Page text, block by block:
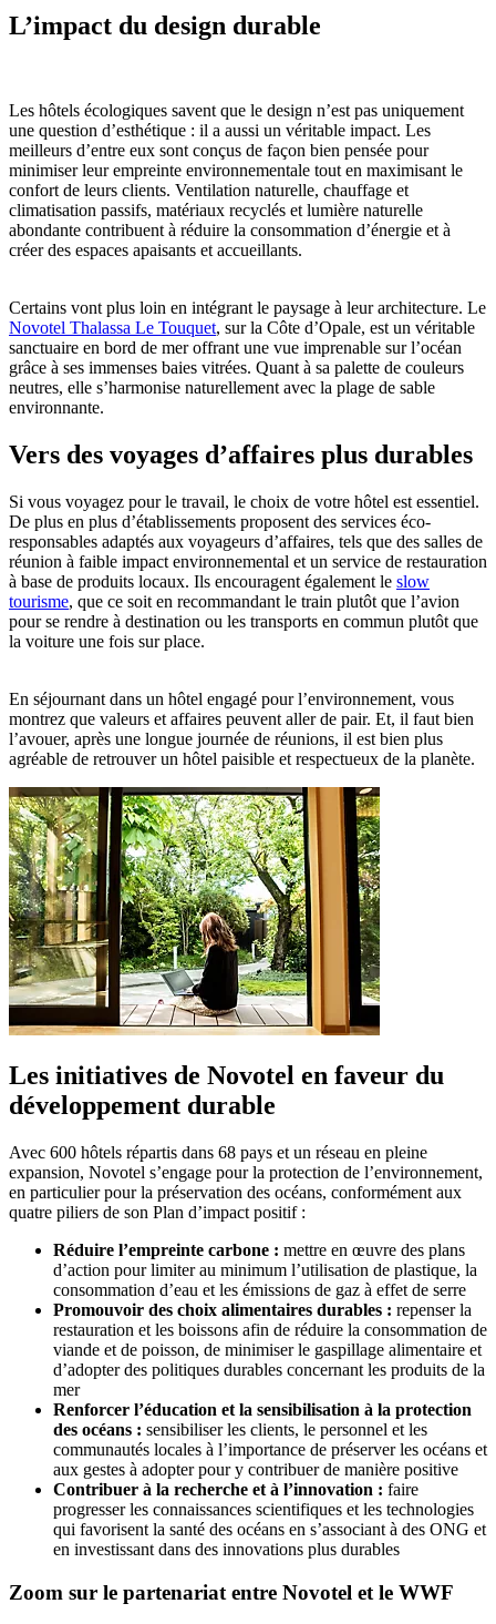
L’impact du design durable
Les hôtels écologiques savent que le design n’est pas uniquement
une question d’esthétique : il a aussi un véritable impact. Les
meilleurs d’entre eux sont conçus de façon bien pensée pour
minimiser leur empreinte environnementale tout en maximisant le
confort de leurs clients. Ventilation naturelle, chauffage et
climatisation passifs, matériaux recyclés et lumière naturelle
abondante contribuent à réduire la consommation d’énergie et à
créer des espaces apaisants et accueillants.
Certains vont plus loin en intégrant le paysage à leur architecture. Le
Novotel Thalassa Le Touquet, sur la Côte d’Opale, est un véritable
sanctuaire en bord de mer offrant une vue imprenable sur l’océan
grâce à ses immenses baies vitrées. Quant à sa palette de couleurs
neutres, elle s’harmonise naturellement avec la plage de sable
environnante.
Vers des voyages d’affaires plus durables
Si vous voyagez pour le travail, le choix de votre hôtel est essentiel.
De plus en plus d’établissements proposent des services éco-
responsables adaptés aux voyageurs d’affaires, tels que des salles de
réunion à faible impact environnemental et un service de restauration
à base de produits locaux. Ils encouragent également le slow
tourisme, que ce soit en recommandant le train plutôt que l’avion
pour se rendre à destination ou les transports en commun plutôt que
la voiture une fois sur place.
En séjournant dans un hôtel engagé pour l’environnement, vous
montrez que valeurs et affaires peuvent aller de pair. Et, il faut bien
l’avouer, après une longue journée de réunions, il est bien plus
agréable de retrouver un hôtel paisible et respectueux de la planète.
Les initiatives de Novotel en faveur du
développement durable
Avec 600 hôtels répartis dans 68 pays et un réseau en pleine
expansion, Novotel s’engage pour la protection de l’environnement,
en particulier pour la préservation des océans, conformément aux
quatre piliers de son Plan d’impact positif :
Réduire l’empreinte carbone : mettre en œuvre des plans
d’action pour limiter au minimum l’utilisation de plastique, la
consommation d’eau et les émissions de gaz à effet de serre
Promouvoir des choix alimentaires durables : repenser la
restauration et les boissons afin de réduire la consommation de
viande et de poisson, de minimiser le gaspillage alimentaire et
d’adopter des politiques durables concernant les produits de la
mer
Renforcer l’éducation et la sensibilisation à la protection
des océans : sensibiliser les clients, le personnel et les
communautés locales à l’importance de préserver les océans et
aux gestes à adopter pour y contribuer de manière positive
Contribuer à la recherche et à l’innovation : faire
progresser les connaissances scientifiques et les technologies
qui favorisent la santé des océans en s’associant à des ONG et
en investissant dans des innovations plus durables
Zoom sur le partenariat entre Novotel et le WWF